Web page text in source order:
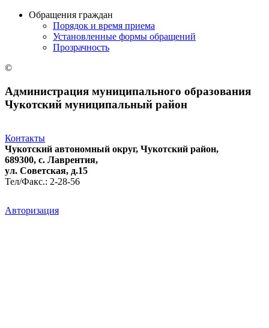
Обращения граждан
Порядок и время приема
Установленные формы обращений
Прозрачность
©
Администрация муниципального образования
Чукотский муниципальный район
Контакты
Чукотский автономный округ, Чукотский район,
689300, с. Лаврентия,
ул. Советская, д.15
Тел/Факс.: 2-28-56
Авторизация